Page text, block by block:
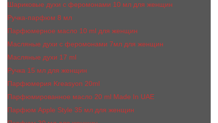
Шариковые духи с феромонами 10 мл для женщин
Ручка-парфюм 8 мл
Парфюмерное масло 10 ml для женщин
Масляные духи c феромонами 7мл для женщин
Масляные духи 17 ml
Ручка 15 мл для женщин
Парфюмерия Kreasyon 20ml
Парфюмированное масло 20 ml Made In UAE
Парфюм Apple Style 35 мл для женщин